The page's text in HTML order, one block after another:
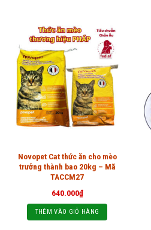
Novopet Cat thức ăn cho mèo
trưởng thành bao 20kg – Mã
TACCM27
640.000₫
THÊM VÀO GIỎ HÀNG